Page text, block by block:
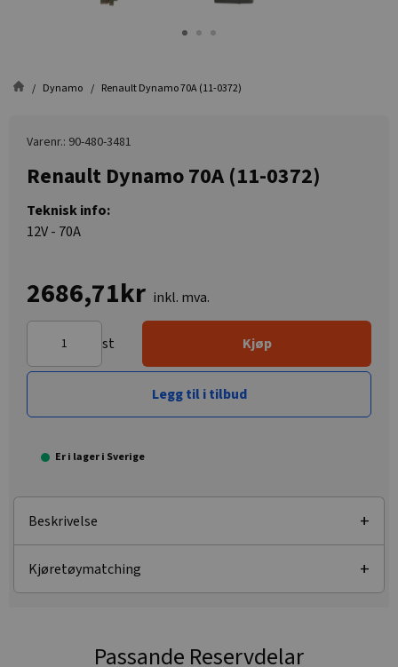
Dynamo Renault Dynamo 70A (11-0372)
Varenr.: 90-480-3481
Renault Dynamo 70A (11-0372)
Teknisk info:
12V - 70A
2686,71kr inkl. mva.
st Kjøp
Legg til i tilbud
Er i lager i Sverige
Beskrivelse
Kjøretøymatching
Passande Reservdelar